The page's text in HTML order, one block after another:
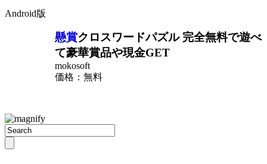
Android版
懸賞クロスワードパズル 完全無料で遊べ
て豪華賞品や現金GET
mokosoft
価格：無料